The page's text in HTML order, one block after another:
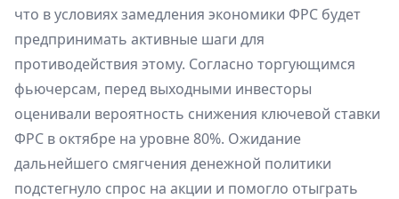
что в условиях замедления экономики ФРС будет
предпринимать активные шаги для
противодействия этому. Согласно торгующимся
фьючерсам, перед выходными инвесторы
оценивали вероятность снижения ключевой ставки
ФРС в октябре на уровне 80%. Ожидание
дальнейшего смягчения денежной политики
подстегнуло спрос на акции и помогло отыграть